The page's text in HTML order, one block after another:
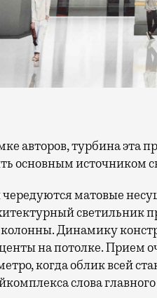
основным источником
матовые
светильник
колонны. Динамику
на потолке. Прием
когда облик всей
слова